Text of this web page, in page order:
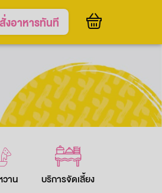
สั่งอาหารทันที
วาน บริการจัดเลี้ยง